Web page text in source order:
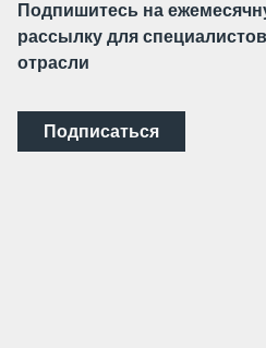
Подпишитесь на
рассылку для специалистов
отрасли
Подписаться